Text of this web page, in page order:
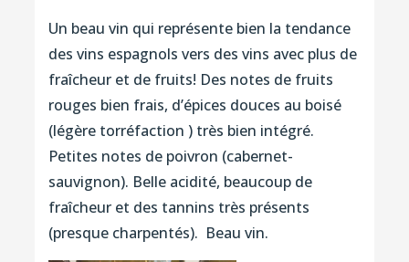
Un beau vin qui représente bien la tendance
des vins espagnols vers des vins avec plus de
fraîcheur et de fruits! Des notes de fruits
rouges bien frais, d’épices douces au boisé
(légère torréfaction ) très bien intégré.
Petites notes de poivron (cabernet-
sauvignon). Belle acidité, beaucoup de
fraîcheur et des tannins très présents
(presque charpentés). Beau vin.